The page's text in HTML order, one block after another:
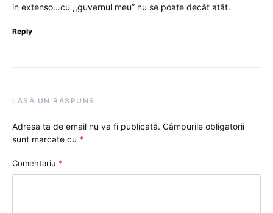
in extenso…cu ,,guvernul meu” nu se poate decât atât.
Reply
LASĂ UN RĂSPUNS
Adresa ta de email nu va fi publicată. Câmpurile obligatorii
sunt marcate cu *
Comentariu *